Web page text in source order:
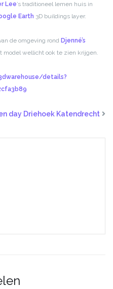
Lee’s traditioneel lemen huis in
Earth 3D buildings layer.
de omgeving rond Djenné’s
model wellicht ook te zien krijgen.
details?
day Driehoek Katendrecht